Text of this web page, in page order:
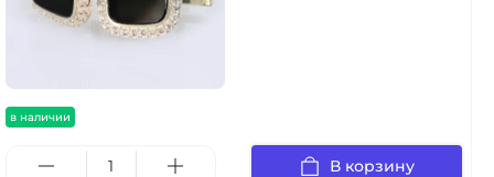
в наличии
В корзину